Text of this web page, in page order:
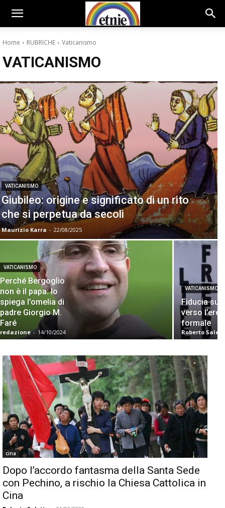
Home RUBRICHE Vaticanismo
VATICANISMO
VATICANISMO
Giubileo: origine e significato di un rito
che si perpetua da secoli
Maurizio Karra - 22/08/2025
VATICANISMO
Perché Bergoglio
non è il papa: lo
spiega l’omelia di
padre Giorgio M.
Faré
redazione - 14/10/2024
VATICANISMO
Fiducia
verso
formale
Roberto
cina
Dopo l’accordo fantasma della Santa Sede
con Pechino, a rischio la Chiesa Cattolica in
Cina